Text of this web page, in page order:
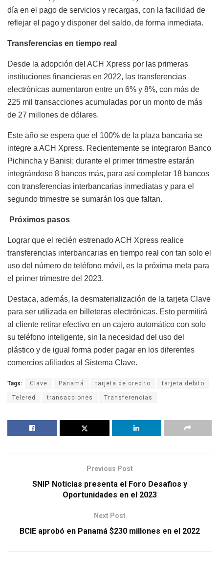
día en el pago de servicios y recargas, con la facilidad de
reflejar el pago y disponer del saldo, de forma inmediata.
Transferencias en tiempo real
Desde la adopción del ACH Xpress por las primeras
instituciones financieras en 2022, las transferencias
electrónicas aumentaron entre un 6% y 8%, con más de
225 mil transacciones acumuladas por un monto de más
de 27 millones de dólares.
Este año se espera que el 100% de la plaza bancaria se
integre a ACH Xpress. Recientemente se integraron Banco
Pichincha y Banisi; durante el primer trimestre estarán
integrándose 8 bancos más, para así completar 18 bancos
con transferencias interbancarias inmediatas y para el
segundo trimestre se sumarán los que faltan.
Próximos pasos
Lograr que el recién estrenado ACH Xpress realice
transferencias interbancarias en tiempo real con tan solo el
uso del número de teléfono móvil, es la próxima meta para
el primer trimestre del 2023.
Destaca, además, la desmaterialización de la tarjeta Clave
para ser utilizada en billeteras electrónicas. Esto permitirá
al cliente retirar efectivo en un cajero automático con solo
su teléfono inteligente, sin la necesidad del uso del
plástico y de igual forma poder pagar en los diferentes
comercios afiliados al Sistema Clave.
Tags: Clave Panamá tarjeta de credito tarjeta debito
Telered transacciones Transferencias
Previous Post
SNIP Noticias presenta el Foro Desafios y
Oportunidades en el 2023
Next Post
BCIE aprobó en Panamá $230 millones en el 2022